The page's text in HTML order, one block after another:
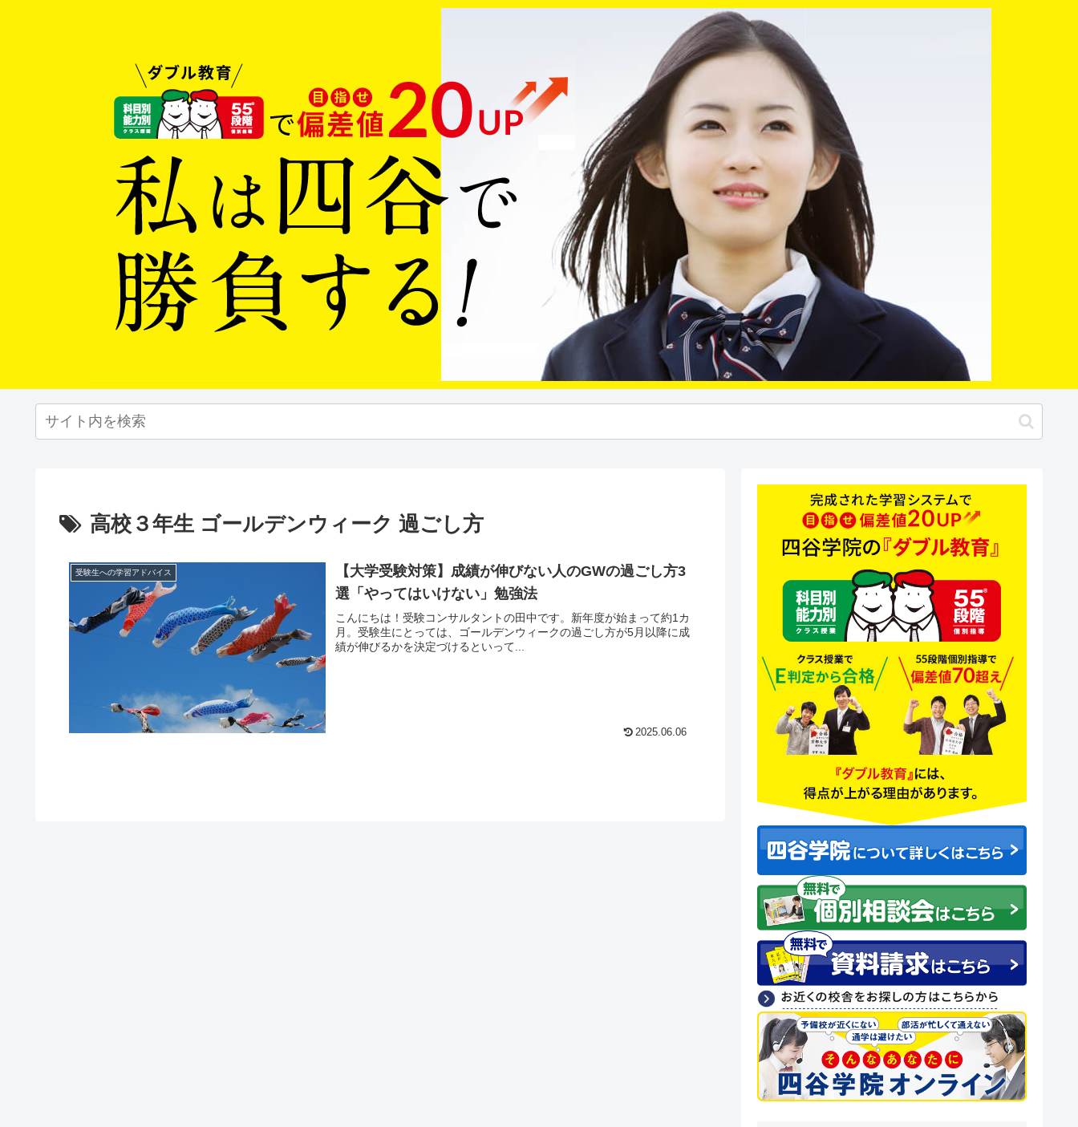
高校３年生 ゴールデンウィーク 過ごし方
受験生への学習アドバイス
【大学受験対策】成績が伸びない人のGWの過ごし方3
選「やってはいけない」勉強法
こんにちは！受験コンサルタントの田中です。新年度が始まって約1カ
月。受験生にとっては、ゴールデンウィークの過ごし方が5月以降に成
績が伸びるかを決定づけるといって...
2025.06.06